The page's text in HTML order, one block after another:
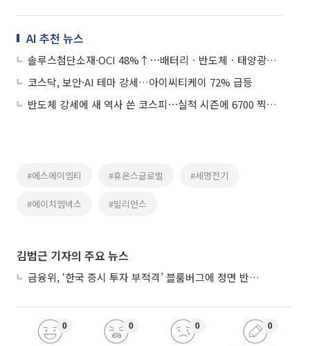
AI 추천 뉴스
솔루스첨단소재·OCI 48%↑⋯배터리ㆍ반도체ㆍ태양광株 질주
코스닥, 보안·AI 테마 강세…아이씨티케이 72% 급등
반도체 강세에 새 역사 쓴 코스피⋯실적 시즌에 6700 찍을까
#에스에이엠티 #휴온스글로벌 #세명전기
#에이치엠넥스 #빌리언스
김범근 기자의 주요 뉴스
금융위, ‘한국 증시 투자 부적격’ 블룸버그에 정면 반박…“근거 불분명”
0 0 0 0